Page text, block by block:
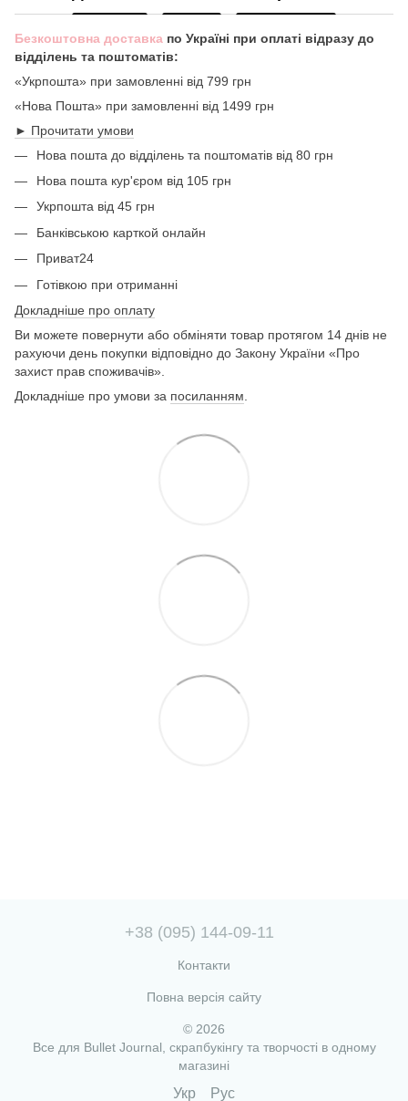
Безкоштовна доставка по Україні при оплаті відразу до
відділень та поштоматів:
«Укрпошта» при замовленні від 799 грн
«Нова Пошта» при замовленні від 1499 грн
► Прочитати умови
Нова пошта до відділень та поштоматів від 80 грн
Нова пошта кур'єром від 105 грн
Укрпошта від 45 грн
Банківською карткой онлайн
Приват24
Готівкою при отриманні
Докладніше про оплату
Ви можете повернути або обміняти товар протягом 14 днів не
рахуючи день покупки відповідно до Закону України «Про
захист прав споживачів».
Докладніше про умови за посиланням
+38 (095) 144-09-11
Контакти
Повна версія сайту
© 2026
Все для Bullet Journal, скрапбукінгу та творчості в одному
магазині
Укр Рус